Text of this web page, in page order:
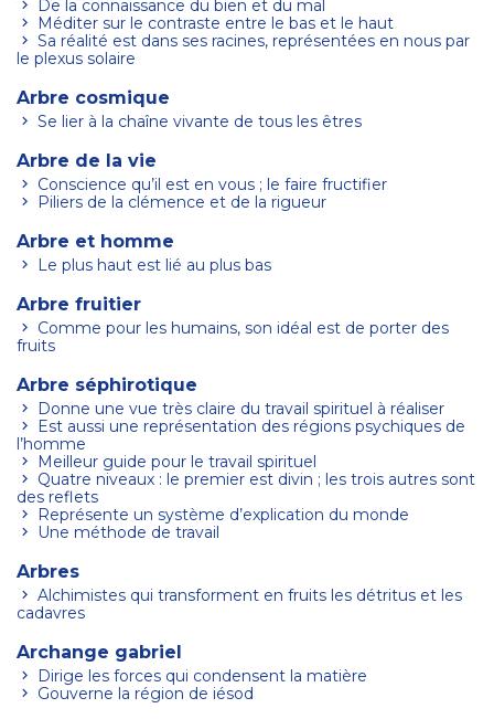
De la connaissance du bien et du mal
Méditer sur le contraste entre le bas et le haut
le plexus solaire
Arbre cosmique
Se lier à la chaîne vivante de tous les êtres
Arbre de la vie
Conscience qu’il est en vous ; le faire fructifier
Piliers de la clémence et de la rigueur
Arbre et homme
Le plus haut est lié au plus bas
Arbre fruitier
fruits
Arbre séphirotique
Donne une vue très claire du travail spirituel à réaliser
l’homme
Meilleur guide pour le travail spirituel
des reflets
Représente un système d’explication du monde
Une méthode de travail
Arbres
cadavres
Archange gabriel
Dirige les forces qui condensent la matière
Gouverne la région de iésod